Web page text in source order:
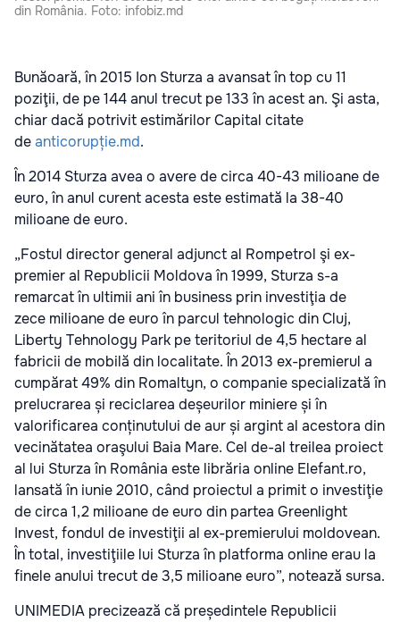
din România. Foto: infobiz.md
Bunăoară, în 2015 Ion Sturza a avansat în top cu 11
poziţii, de pe 144 anul trecut pe 133 în acest an. Şi asta,
chiar dacă potrivit estimărilor Capital citate
deanticorupție.md.
În 2014 Sturza avea o avere de circa 40-43 milioane de
euro, în anul curent acesta este estimată la 38-40
milioane de euro.
„Fostul director general adjunct al Rompetrol şi ex-
premier al Republicii Moldova în 1999, Sturza s-a
remarcat în ultimii ani în business prin investiţia de
zece milioane de euro în parcul tehnologic din Cluj,
Liberty Tehnology Park pe teritoriul de 4,5 hectare al
fabricii de mobilă din localitate. În 2013 ex-premierul a
cumpărat 49% din Romaltyn, o companie specializată în
prelucrarea și reciclarea deșeurilor miniere și în
valorificarea conținutului de aur și argint al acestora din
vecinătatea oraşului Baia Mare. Cel de-al treilea proiect
al lui Sturza în România este librăria online Elefant.ro,
lansată în iunie 2010, când proiectul a primit o investiţie
de circa 1,2 milioane de euro din partea Greenlight
Invest, fondul de investiţii al ex-premierului moldovean.
În total, investiţiile lui Sturza în platforma online erau la
finele anului trecut de 3,5 milioane euro”, notează sursa.
UNIMEDIA precizează că președintele Republicii